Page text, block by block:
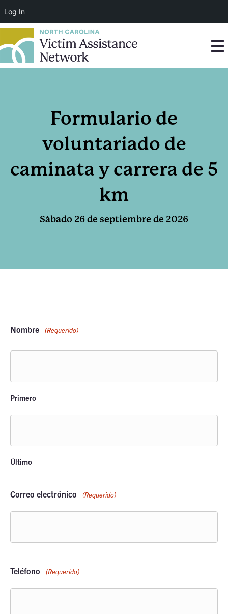
Log In
Formulario de
voluntariado de
caminata y carrera de 5
km
Sábado 26 de septiembre de 2026
Nombre (Requerido)
Primero
Último
Correo electrónico (Requerido)
Teléfono (Requerido)